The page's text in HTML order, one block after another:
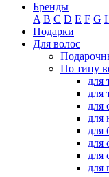
Бренды
A B C D E F G
Подарки
Для волос
По типу
для
для
для
для
для
для
для
для